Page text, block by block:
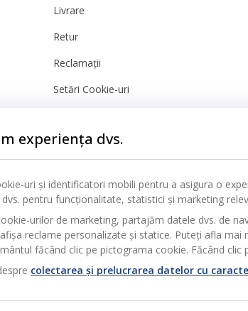
Livrare
Retur
Reclamații
Setări Cookie-uri
experiența dvs.
uri și identificatori mobili pentru a asigura o
pentru funcționalitate, statistici și marketing
urilor de marketing, partajăm datele dvs. de
reclame personalizate și statice. Puteți afla
făcând clic pe pictograma cookie. Făcând
colectarea și prelucrarea datelor cu